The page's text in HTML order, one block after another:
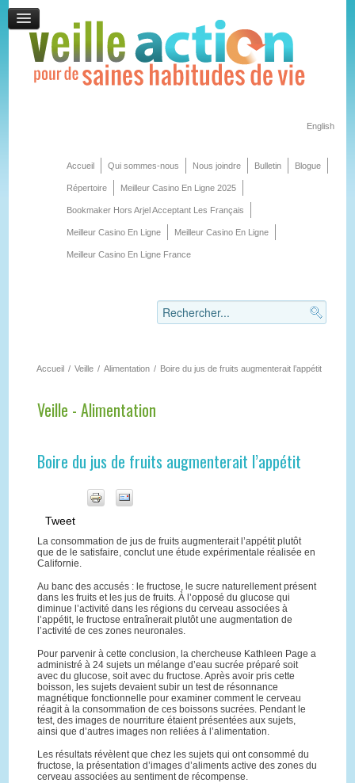
English
Accueil Qui sommes-nous Nous joindre Bulletin Blogue
Répertoire Meilleur Casino En Ligne 2025
Bookmaker Hors Arjel Acceptant Les Français
Meilleur Casino En Ligne Meilleur Casino En Ligne
Meilleur Casino En Ligne France
Accueil / Veille / Alimentation / Boire du jus de fruits augmenterait l’appétit
Veille - Alimentation
Boire du jus de fruits augmenterait l’appétit
Tweet
La consommation de jus de fruits augmenterait l’appétit plutôt
que de le satisfaire, conclut une étude expérimentale réalisée en
Californie.
Au banc des accusés : le fructose, le sucre naturellement présent
dans les fruits et les jus de fruits. À l’opposé du glucose qui
diminue l’activité dans les régions du cerveau associées à
l’appétit, le fructose entraînerait plutôt une augmentation de
l’activité de ces zones neuronales.
Pour parvenir à cette conclusion, la chercheuse Kathleen Page a
administré à 24 sujets un mélange d’eau sucrée préparé soit
avec du glucose, soit avec du fructose. Après avoir pris cette
boisson, les sujets devaient subir un test de résonnance
magnétique fonctionnelle pour examiner comment le cerveau
réagit à la consommation de ces boissons sucrées. Pendant le
test, des images de nourriture étaient présentées aux sujets,
ainsi que d’autres images non reliées à l’alimentation.
Les résultats révèlent que chez les sujets qui ont consommé du
fructose, la présentation d’images d’aliments active des zones du
cerveau associées au sentiment de récompense.